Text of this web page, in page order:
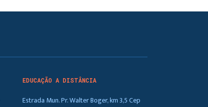
EDUCAÇÃO A DISTÂNCIA
Estrada Mun. Pr. Walter Boger, km 3,5 Cep